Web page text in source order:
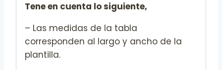
Tene en cuenta lo siguiente,
– Las medidas de la tabla
corresponden al largo y ancho de la
plantilla.